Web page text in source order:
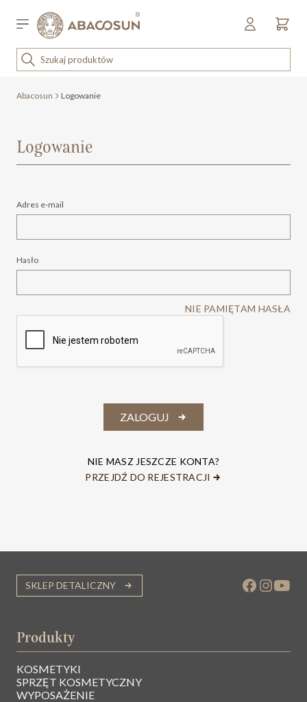
Sklep detaliczny
OUTLET
KOSMETYKI
Abacosun Logowanie
Logowanie
Adres e-mail
Hasło
NIE PAMIĘTAM HASŁA
ZALOGUJ
NIE MASZ JESZCZE KONTA?
PRZEJDŹ DO REJESTRACJI
SKLEP DETALICZNY
Produkty
KOSMETYKI
SPRZĘT KOSMETYCZNY
WYPOSAŻENIE